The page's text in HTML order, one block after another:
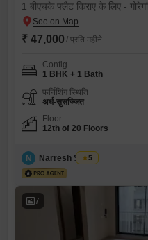
1 बीएचके फ्लैट किराए के लिए -
₹ 47,000 / प्रति महीने
Config
1 BHK + 1 Bath
फर्निशिंग स्थिति
अर्ध-सुसज्जित
Floor
12th of 20 Floors
N Narresh Sabuu
5
7